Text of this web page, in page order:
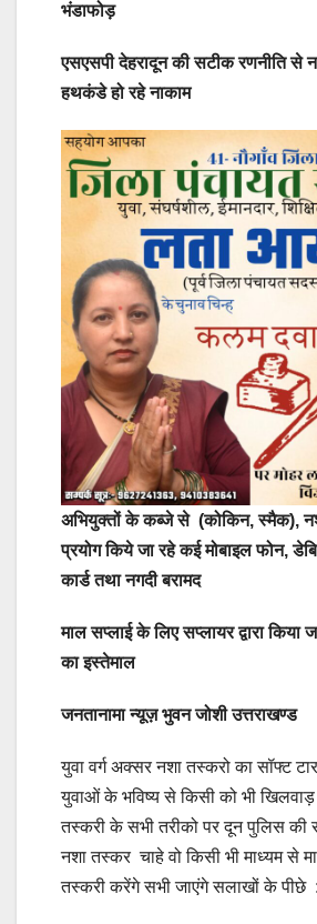
भंडाफोड़
एसएसपी देहरादून की सटीक रणनीति से
हथकंडे हो रहे नाकाम
अभियुक्तों के कब्जे से (कोकिन, स्मैक),
प्रयोग किये जा रहे कई मोबाइल फोन,
कार्ड तथा नगदी बरामद
माल सप्लाई के लिए सप्लायर द्वारा किया
का इस्तेमाल
जनतानामा न्यूज़ भुवन जोशी उत्तराखण्ड
युवा वर्ग अक्सर नशा तस्करो का सॉफ्ट
युवाओं के भविष्य से किसी को भी
तस्करी के सभी तरीको पर दून पुलिस की
नशा तस्कर चाहे वो किसी भी माध्यम से
तस्करी करेंगे सभी जाएंगे सलाखों के पीछे